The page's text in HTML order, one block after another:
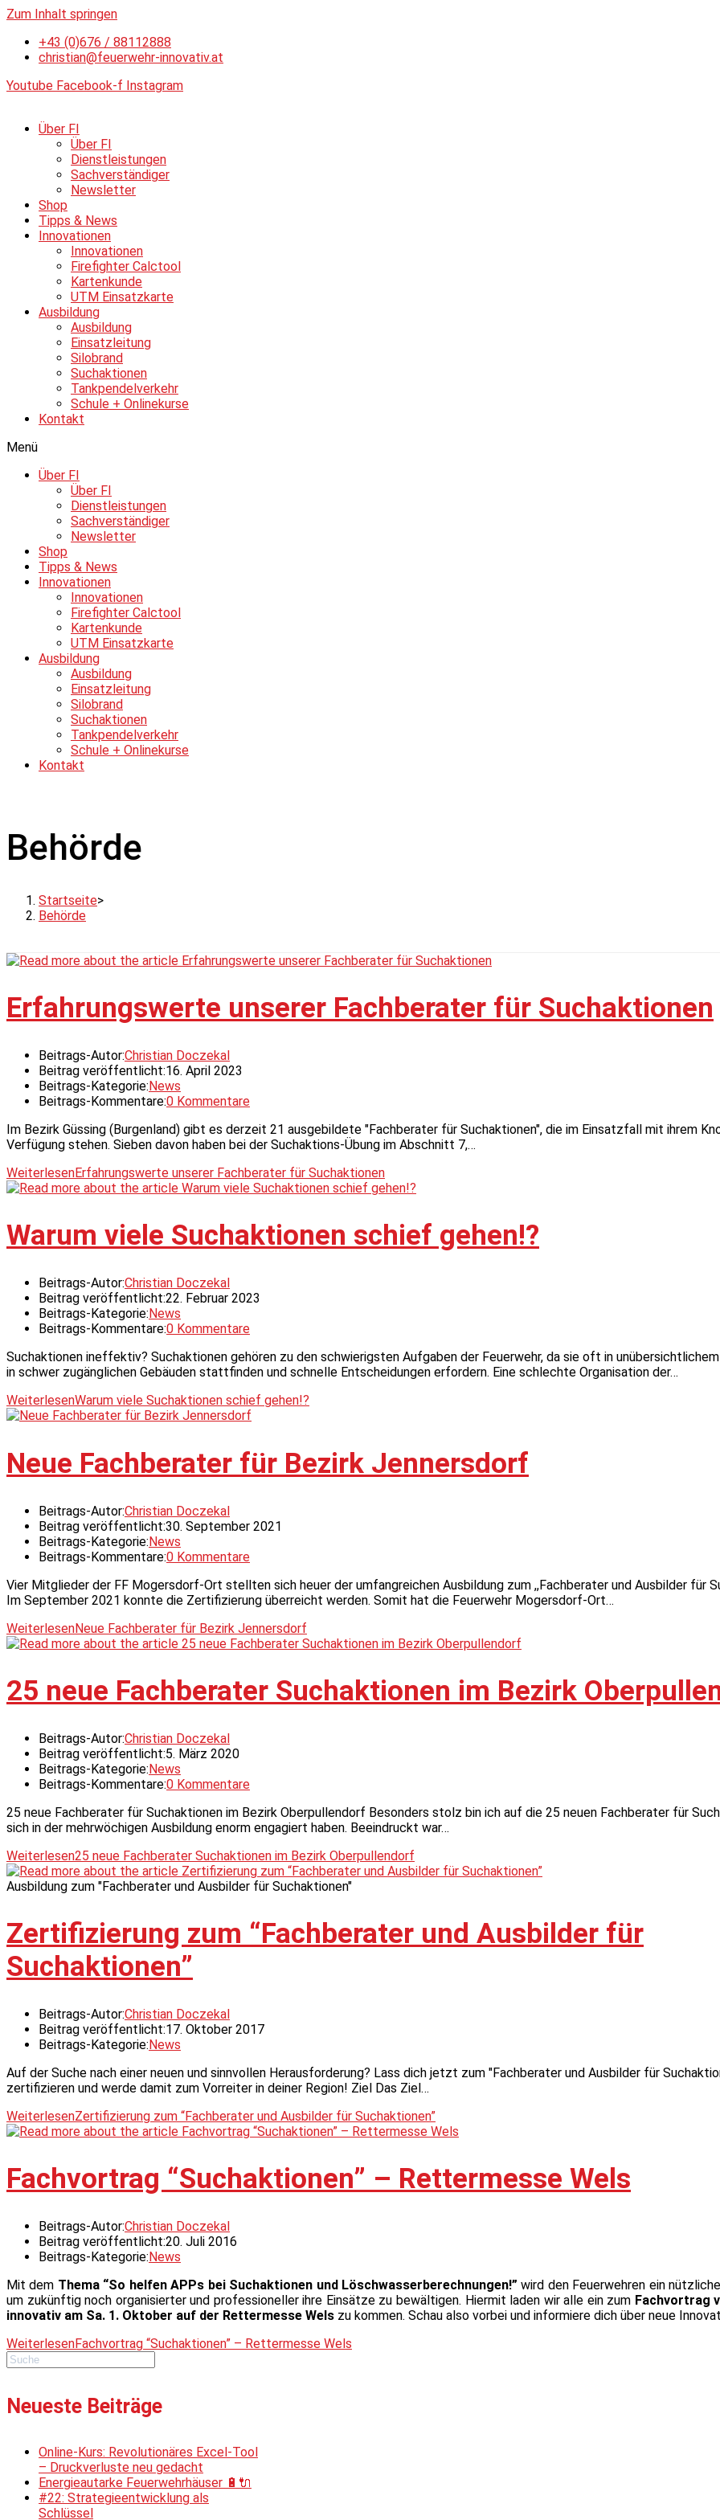
Zum Inhalt springen
+43 (0)676 / 88112888
christian@feuerwehr-innovativ.at
Youtube Facebook-f Instagram
Über FI
Über FI
Dienstleistungen
Sachverständiger
Newsletter
Shop
Tipps & News
Innovationen
Innovationen
Firefighter Calctool
Kartenkunde
UTM Einsatzkarte
Ausbildung
Ausbildung
Einsatzleitung
Silobrand
Suchaktionen
Tankpendelverkehr
Schule + Onlinekurse
Kontakt
Menü
Über FI
Über FI
Dienstleistungen
Sachverständiger
Newsletter
Shop
Tipps & News
Innovationen
Innovationen
Firefighter Calctool
Kartenkunde
UTM Einsatzkarte
Ausbildung
Ausbildung
Einsatzleitung
Silobrand
Suchaktionen
Tankpendelverkehr
Schule + Onlinekurse
Kontakt
Behörde
Startseite>
Behörde
Erfahrungswerte unserer Fachberater für Suchaktionen
Beitrags-Autor:Christian Doczekal
Beitrag veröffentlicht:16. April 2023
Beitrags-Kategorie: News
Beitrags-Kommentare:0 Kommentare
Im Bezirk Güssing (Burgenland) gibt es derzeit 21 ausgebildete "Fachberater für Suchaktionen", die im Einsatzfall mit ihrem
Verfügung stehen. Sieben davon haben bei der Suchaktions-Übung im Abschnitt 7,…
WeiterlesenErfahrungswerte unserer Fachberater für Suchaktionen
Warum viele Suchaktionen schief gehen!?
Beitrags-Autor:Christian Doczekal
Beitrag veröffentlicht:22. Februar 2023
Beitrags-Kategorie: News
Beitrags-Kommentare:0 Kommentare
Suchaktionen ineffektiv? Suchaktionen gehören zu den schwierigsten Aufgaben der Feuerwehr, da sie oft in
in schwer zugänglichen Gebäuden stattfinden und schnelle Entscheidungen erfordern. Eine schlechte Organisation der…
WeiterlesenWarum viele Suchaktionen schief gehen!?
Neue Fachberater für Bezirk Jennersdorf
Beitrags-Autor:Christian Doczekal
Beitrag veröffentlicht:30. September 2021
Beitrags-Kategorie:News
Beitrags-Kommentare:0 Kommentare
Vier Mitglieder der FF Mogersdorf-Ort stellten sich heuer der umfangreichen Ausbildung zum ,,Fachberater und Ausbilder für
Im September 2021 konnte die Zertifizierung überreicht werden. Somit hat die Feuerwehr Mogersdorf-Ort…
WeiterlesenNeue Fachberater für Bezirk Jennersdorf
25 neue Fachberater Suchaktionen im Bezirk
Beitrags-Autor:Christian Doczekal
Beitrag veröffentlicht:5. März 2020
Beitrags-Kategorie:News
Beitrags-Kommentare:0 Kommentare
25 neue Fachberater für Suchaktionen im Bezirk Oberpullendorf Besonders stolz bin ich auf die 25 neuen Fachberater für
sich in der mehrwöchigen Ausbildung enorm engagiert haben. Beeindruckt war…
Weiterlesen25 neue Fachberater Suchaktionen im Bezirk Oberpullendorf
Ausbildung zum "Fachberater und Ausbilder für Suchaktionen"
Zertifizierung zum “Fachberater und Ausbilder für
Suchaktionen”
Beitrags-Autor:Christian Doczekal
Beitrag veröffentlicht:17. Oktober 2017
Beitrags-Kategorie:News
Auf der Suche nach einer neuen und sinnvollen Herausforderung? Lass dich jetzt zum "Fachberater und Ausbilder für
zertifizieren und werde damit zum Vorreiter in deiner Region! Ziel Das Ziel…
WeiterlesenZertifizierung zum “Fachberater und Ausbilder für Suchaktionen”
Fachvortrag “Suchaktionen” – Rettermesse Wels
Beitrags-Autor:Christian Doczekal
Beitrag veröffentlicht:20. Juli 2016
Beitrags-Kategorie:News
Mit dem Thema “So helfen APPs bei Suchaktionen und Löschwasserberechnungen!” wird den Feuerwehren ein
um zukünftig noch organisierter und professioneller ihre Einsätze zu bewältigen. Hiermit laden wir alle ein zum Fachvortrag
innovativ am Sa. 1. Oktober auf der Rettermesse Wels zu kommen. Schau also vorbei und informiere dich über neue
WeiterlesenFachvortrag “Suchaktionen” – Rettermesse Wels
Neueste Beiträge
Online-Kurs: Revolutionäres Excel-Tool
– Druckverluste neu gedacht
Energieautarke Feuerwehrhäuser 🔋🔌
#22: Strategieentwicklung als
Schlüssel